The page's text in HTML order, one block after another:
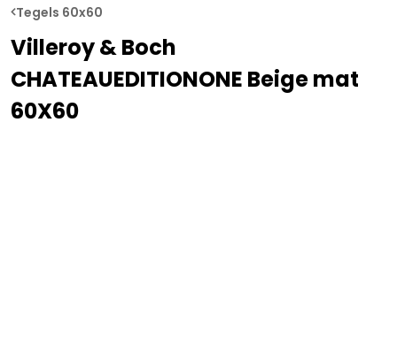
Tegels 60x60
Villeroy & Boch
CHATEAUEDITIONONE Beige mat
60X60